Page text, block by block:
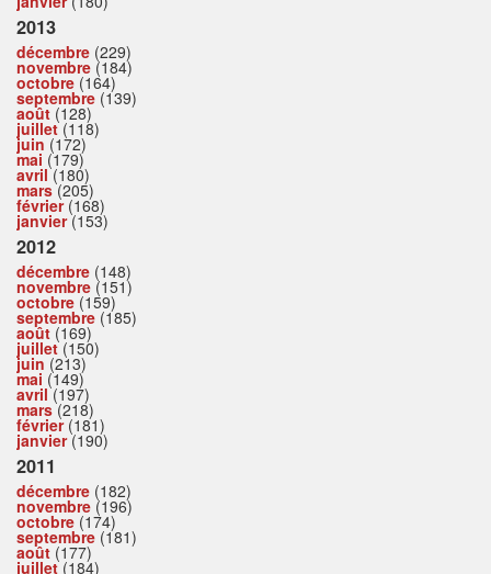
2013
décembre (229)
novembre (184)
octobre (164)
septembre (139)
août (128)
juillet(118)
juin (172)
mai (179)
avril(180)
mars(205)
février(168)
janvier(153)
2012
décembre (148)
novembre (151)
octobre (159)
septembre (185)
août (169)
juillet(150)
juin (213)
mai (149)
avril(197)
mars(218)
février(181)
janvier(190)
2011
décembre (182)
novembre (196)
octobre (174)
septembre (181)
août (177)
juillet(184)